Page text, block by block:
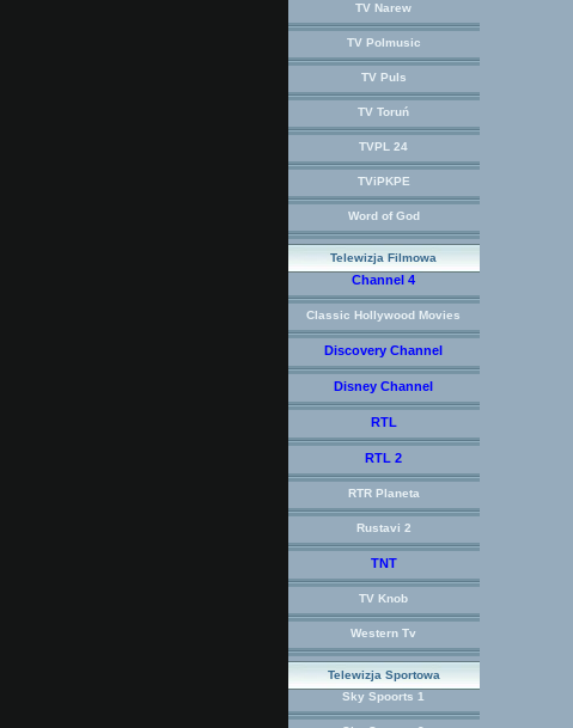
TV Narew
TV Polmusic
TV Puls
TV Toruń
TVPL 24
TViPKPE
Word of God
Telewizja Filmowa
Channel 4
Classic Hollywood Movies
Discovery Channel
Disney Channel
RTL
RTL 2
RTR Planeta
Rustavi 2
TNT
TV Knob
Western Tv
Telewizja Sportowa
Sky Spoorts 1